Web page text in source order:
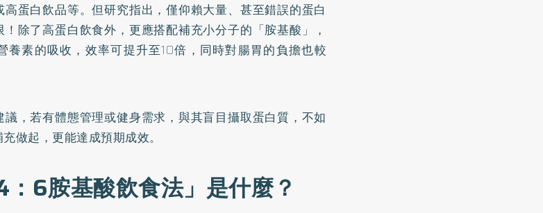
蛋白飲品等。但研究指出，僅仰賴大量、甚至錯誤的蛋白
除了高蛋白飲食外，更應搭配補充小分子的「胺基酸」，
養素的吸收，效率可提升至10倍，同時對腸胃的負擔也較
，若有體態管理或健身需求，與其盲目攝取蛋白質，不如
做起，更能達成預期成效。
：6胺基酸飲食法」是什麼？